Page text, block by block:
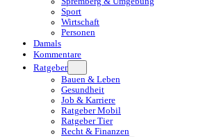
Sport
Wirtschaft
Personen
Damals
Kommentare
Ratgeber
Bauen & Leben
Gesundheit
Job & Karriere
Ratgeber Mobil
Ratgeber Tier
Recht & Finanzen